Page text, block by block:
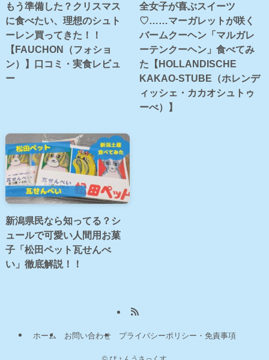
もう準備した？クリスマス
に食べたい、理想のシュト
ーレン買ってきた！！
【FAUCHON（フォショ
ン）】口コミ・実食レビュ
ー
全女子が喜ぶスイーツ
♡……マーガレットが咲く
バームクーヘン「マルガレ
ーテンクーヘン」食べてみ
た【HOLLANDISCHE
KAKAO-STUBE（ホレンデ
ィッシェ・カカオシュトゥ
ーべ）】
新潟県民なら知ってる？シ
ュールで可愛い人間用お菓
子「松田ペット瓦せんべ
い」徹底解説！！
ホーム お問い合わせ プライバシーポリシー・免責事項